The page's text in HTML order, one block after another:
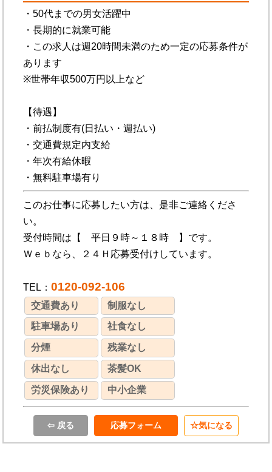
・50代までの男女活躍中
・長期的に就業可能
・この求人は週20時間未満のため一定の応募条件が
あります
※世帯年収500万円以上など
【待遇】
・前払制度有(日払い・週払い)
・交通費規定内支給
・年次有給休暇
・無料駐車場有り
このお仕事に応募したい方は、是非ご連絡くださ
い。
受付時間は【 平日９時～１８時 】です。
Ｗｅｂなら、２４Ｈ応募受付けしています。
TEL：0120-092-106
交通費あり 制服なし
駐車場あり 社食なし
分煙 残業なし
休出なし 茶髪OK
労災保険あり 中小企業
⇦ 戻る 応募フォーム 気になる